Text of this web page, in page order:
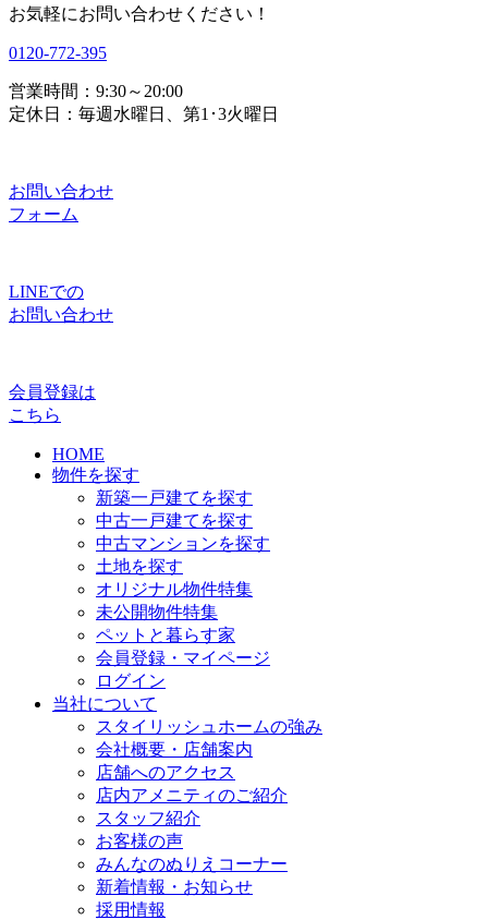
お気軽にお問い合わせください！
0120-772-395
営業時間：9:30～20:00
定休日：毎週水曜日、第1･3火曜日
お問い合わせ
フォーム
LINEでの
お問い合わせ
会員登録は
こちら
HOME
物件を探す
新築一戸建てを探す
中古一戸建てを探す
中古マンションを探す
土地を探す
オリジナル物件特集
未公開物件特集
ペットと暮らす家
会員登録・マイページ
ログイン
当社について
スタイリッシュホームの強み
会社概要・店舗案内
店舗へのアクセス
店内アメニティのご紹介
スタッフ紹介
お客様の声
みんなのぬりえコーナー
新着情報・お知らせ
採用情報